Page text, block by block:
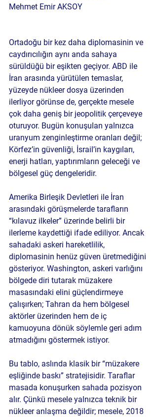
Mehmet Emir AKSOY
Ortadoğu bir kez daha diplomasinin ve
caydırıcılığın aynı anda sahaya
sürüldüğü bir eşikten geçiyor. ABD ile
İran arasında yürütülen temaslar,
yüzeyde nükleer dosya üzerinden
ilerliyor görünse de, gerçekte mesele
çok daha geniş bir jeopolitik çerçeveye
oturuyor. Bugün konuşulan yalnızca
uranyum zenginleştirme oranları değil;
Körfez’in güvenliği, İsrail’in kaygıları,
enerji hatları, yaptırımların geleceği ve
bölgesel güç dengeleridir.
Amerika Birleşik Devletleri ile İran
arasındaki görüşmelerde tarafların
“kılavuz ilkeler” üzerinde belirli bir
ilerleme kaydettiği ifade ediliyor. Ancak
sahadaki askeri hareketlilik,
diplomasinin henüz güven üretmediğini
gösteriyor. Washington, askeri varlığını
bölgede diri tutarak müzakere
masasındaki elini güçlendirmeye
çalışırken; Tahran da hem bölgesel
aktörler üzerinden hem de iç
kamuoyuna dönük söylemle geri adım
atmadığını göstermek istiyor.
Bu tablo, aslında klasik bir “müzakere
eşliğinde baskı” stratejisidir. Taraflar
masada konuşurken sahada pozisyon
alır. Çünkü mesele yalnızca teknik bir
nükleer anlaşma değildir; mesele, 2018